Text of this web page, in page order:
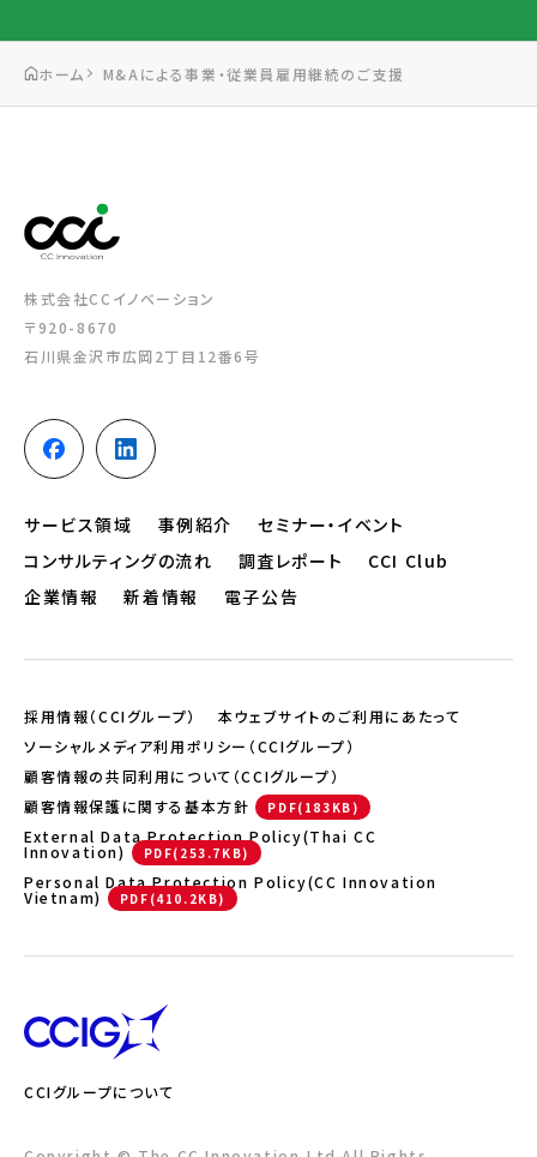
ホーム M&Aによる事業・従業員雇用継続のご支援
株式会社CCイノベーション
〒920-8670
石川県金沢市広岡2丁目12番6号
サービス領域 事例紹介
セミナー・イベント
コンサルティングの流れ
調査レポート
CCI Club
企業情報
新着情報 電子公告
採用情報（CCIグループ）
本ウェブサイトのご利用にあたって
ソーシャルメディア利用ポリシー（CCIグループ）
顧客情報の共同利用について（CCIグループ）
顧客情報保護に関する基本方針
External Data Protection Policy(Thai CC
Innovation)
Personal Data Protection Policy(CC Innovation
Vietnam)
CCIグループについて